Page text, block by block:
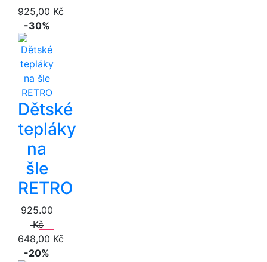
925,00 Kč
-30%
Dětské
tepláky
na
šle
RETRO
925.00
Kč
648,00 Kč
-20%